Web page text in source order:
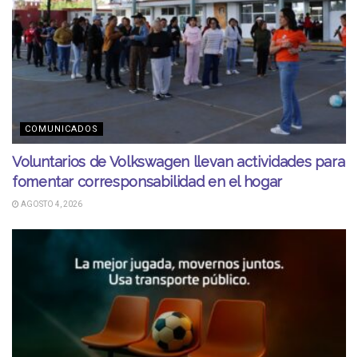
COMUNICADOS
Voluntarios de Volkswagen llevan actividades para
fomentar corresponsabilidad en el hogar
AGOSTO 4, 2026